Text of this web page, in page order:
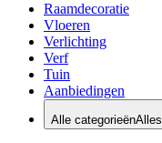
Raamdecoratie
Vloeren
Verlichting
Verf
Tuin
Aanbiedingen
Alle categorieënAlles